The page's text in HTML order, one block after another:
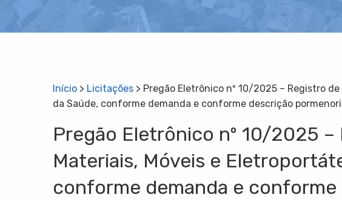
Início > Licitações > Pregão Eletrônico nº 10/2025 – Registro
da Saúde, conforme demanda e conforme descrição
Pregão Eletrônico nº 10/2025
Materiais, Móveis e
conforme demanda e